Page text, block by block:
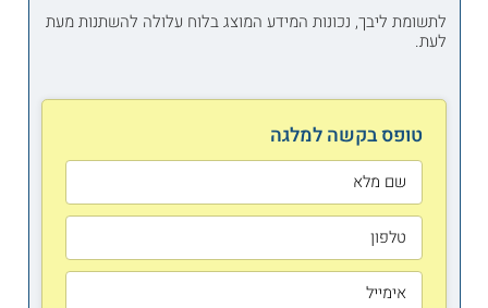
לתשומת ליבך, נכונות המידע המוצג בלוח עלולה להשתנות מעת
לעת.
טופס בקשה למלגה